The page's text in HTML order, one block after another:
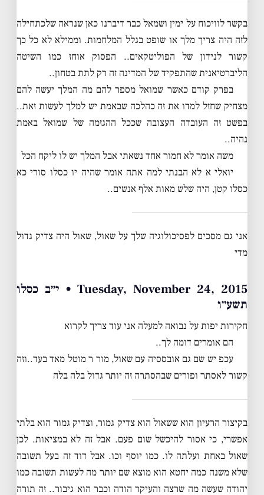
בקשר לוויכוח על ימין ושמאל כבר דיברנו כאן שנראה שלכתחילה
לזה היה צריך מלך או שופט בגלל המלחמות. וממילא לא כל כך
קשור לנידון של הפוליטקאים.. הפסוק אוחז כמו השיטה
הליברטיאנית שהתפקיד של המדינה זה רק לתת בטחון..
בפרק קודם כאשר שמואל מספר להם מה המלך יעשה להם
מצחיק שחזל למדו את זה כהלכה שבאמת יש למלך לעשות זאת..
בפשט זה העובדה העצובה שככל ההגזמה של שמואל באמת
נהיה..
משה אומר לא חמור אחד נשאתי אבל המלך יש לו ליקח הכל
יואלי א לא הבנתי למה אתה אומר שהיה יו כסלו סורי כא
כסלו קטן, היה שלש מאות אלף אנשים..
אני גם מסכים לפסיכולוגיה שלך על שאול, שאול היה צדיק גדול
מדי
Tuesday, November 24, 2015 • י״ב כסלו
תשע״ו
חקירות יפות על נבואה למעלה אני עוד צריך לקרוא
הם אומרים דומה לך..
עכפ יש שם גם אובססיה עם שאול, מור ר מוטל מאד בעד..וזה
קשור לאסתר ופורים שבהסתרה זה יותר גדול בלה בלה
בקיצור הרעיון הוא ששאול הוא צדיק גמור, וצדיק גמור הוא בלתי
אפשרי, כי אסור להיכשל שום פעם. אבל זה לא במציאות. לכן
שאול באחת ועלתה לו. כמו יוסף וכו. אבל דוד זה בעל תשובה
שלא משנה כמה יחטא הוא מוצא שם יותר מה לעשות תשובה כמו
יהודה שעשה מה שרצה והעיקר הודה וכבר הוא גיבור.. זה תורה